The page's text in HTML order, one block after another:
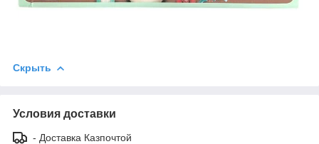
Скрыть
Условия доставки
- Доставка Казпочтой